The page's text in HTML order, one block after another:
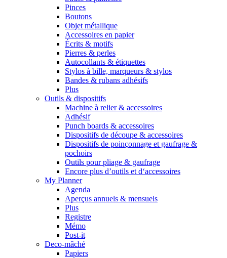
Pinces
Boutons
Objet métallique
Accessoires en papier
Écrits & motifs
Pierres & perles
Autocollants & étiquettes
Stylos à bille, marqueurs & stylos
Bandes & rubans adhésifs
Plus
Outils & dispositifs
Machine à relier & accessoires
Adhésif
Punch boards & accessoires
Dispositifs de découpe & accessoires
Dispositifs de poinçonnage et gaufrage &
pochoirs
Outils pour pliage & gaufrage
Encore plus d’outils et d‘accessoires
My Planner
Agenda
Aperçus annuels & mensuels
Plus
Registre
Mémo
Post-it
Deco-mâché
Papiers